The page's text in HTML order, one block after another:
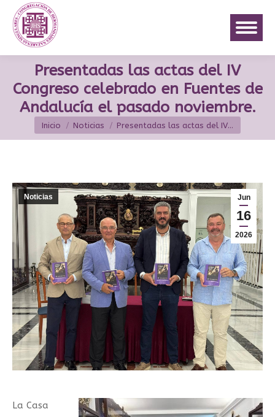
Presentadas las actas del IV
Congreso celebrado en Fuentes de
Andalucía el pasado noviembre.
Estás aquí:
Inicio Noticias Presentadas las actas del IV…
Jun
16
2026
Noticias
La Casa